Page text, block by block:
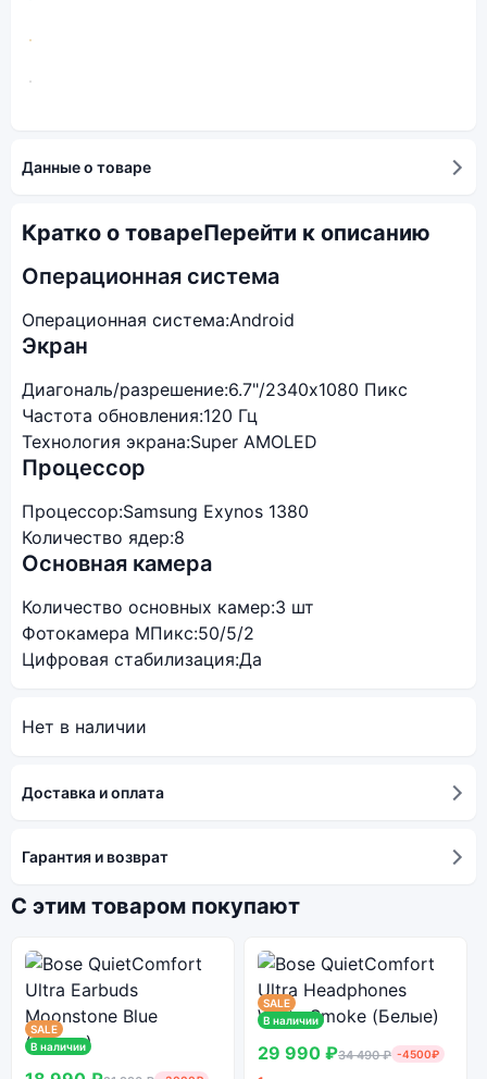
Данные о товаре
Кратко о товареПерейти к описанию
Операционная система
Операционная система:Android
Экран
Диагональ/разрешение:6.7"/2340x1080 Пикс
Частота обновления:120 Гц
Технология экрана:Super AMOLED
Процессор
Процессор:Samsung Exynos 1380
Количество ядер:8
Основная камера
Количество основных камер:3 шт
Фотокамера МПикс:50/5/2
Цифровая стабилизация:Да
Нет в наличии
Доставка и оплата
Гарантия и возврат
С этим товаром покупают
SALE
В наличии
SALE
В наличии
29 990 ₽34 490 ₽ -4500₽